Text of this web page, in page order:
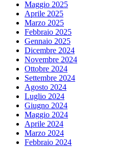
Maggio 2025
Aprile 2025
Marzo 2025
Febbraio 2025
Gennaio 2025
Dicembre 2024
Novembre 2024
Ottobre 2024
Settembre 2024
Agosto 2024
Luglio 2024
Giugno 2024
Maggio 2024
Aprile 2024
Marzo 2024
Febbraio 2024